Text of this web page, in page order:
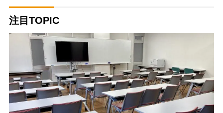
注目TOPIC